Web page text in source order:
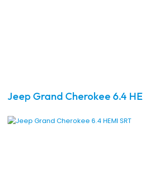
Jeep Grand Cherokee 6.4